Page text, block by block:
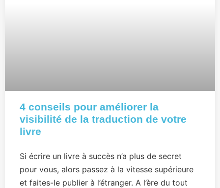
4 conseils pour améliorer la
visibilité de la traduction de votre
livre
Si écrire un livre à succès n’a plus de secret
pour vous, alors passez à la vitesse supérieure
et faites-le publier à l’étranger. A l’ère du tout